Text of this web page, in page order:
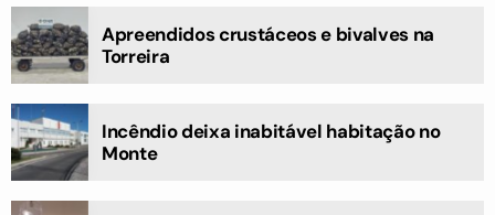
Apreendidos crustáceos e bivalves na
Torreira
Incêndio deixa inabitável habitação no
Monte